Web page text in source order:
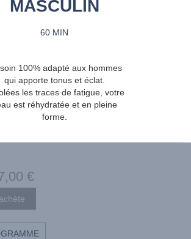
MASCULIN
60 MIN
100% adapté aux hommes
qui apporte tonus et éclat.
les traces de fatigue, votre
est réhydratée et en pleine
forme.
,00 €